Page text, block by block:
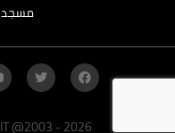
مسجد
@2003 - 2026